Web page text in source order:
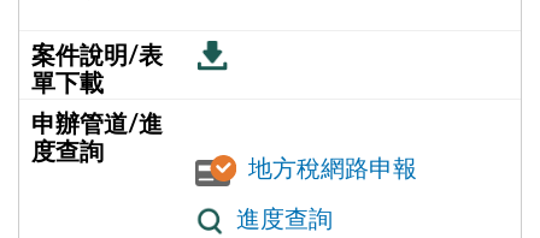
地方稅網路申報
進度查詢